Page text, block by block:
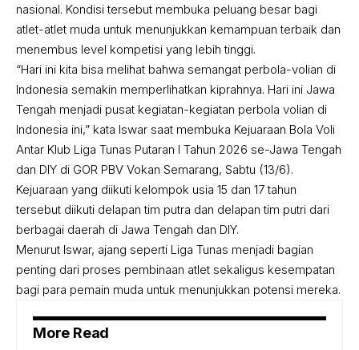
nasional. Kondisi tersebut membuka peluang besar bagi
atlet-atlet muda untuk menunjukkan kemampuan terbaik dan
menembus level kompetisi yang lebih tinggi.
“Hari ini kita bisa melihat bahwa semangat perbola-volian di
Indonesia semakin memperlihatkan kiprahnya. Hari ini Jawa
Tengah menjadi pusat kegiatan-kegiatan perbola volian di
Indonesia ini,” kata Iswar saat membuka Kejuaraan Bola Voli
Antar Klub Liga Tunas Putaran I Tahun 2026 se-Jawa Tengah
dan DIY di GOR PBV Vokan Semarang, Sabtu (13/6).
Kejuaraan yang diikuti kelompok usia 15 dan 17 tahun
tersebut diikuti delapan tim putra dan delapan tim putri dari
berbagai daerah di Jawa Tengah dan DIY.
Menurut Iswar, ajang seperti Liga Tunas menjadi bagian
penting dari proses pembinaan atlet sekaligus kesempatan
bagi para pemain muda untuk menunjukkan potensi mereka.
More Read